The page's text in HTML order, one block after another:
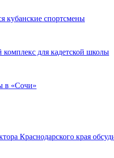
кубанские спортсмены
для кадетской школы
в «Сочи»
Краснодарского края